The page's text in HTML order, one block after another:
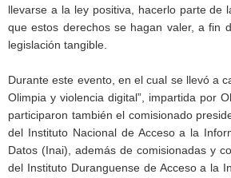
llevarse a la ley positiva, hacerlo parte de
que estos derechos se hagan valer, a fin
legislación tangible.
Durante este evento, en el cual se llevó a
Olimpia y violencia digital”, impartida por
participaron también el comisionado
del Instituto Nacional de Acceso a la
Datos (Inai), además de comisionadas y
del Instituto Duranguense de Acceso a la